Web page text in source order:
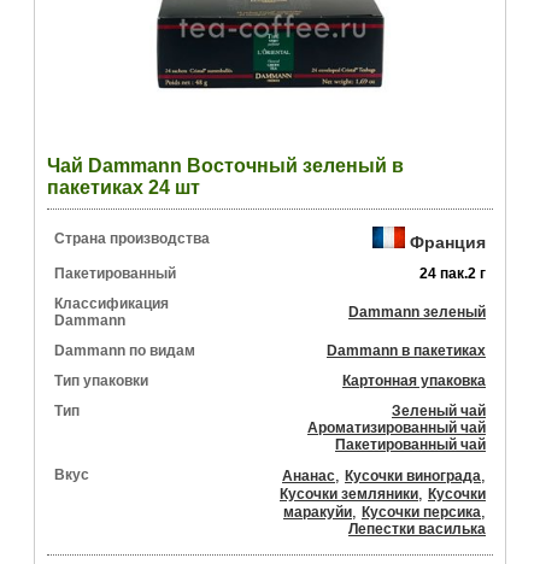
Чай Dammann Восточный зеленый в
пакетиках 24 шт
Страна производства Франция
Пакетированный
24 пак.2 г
Классификация
Dammann
Dammann зеленый
Dammann по видам
Dammann в пакетиках
Тип упаковки
Картонная упаковка
Тип
Зеленый чай
Ароматизированный чай
Пакетированный чай
Вкус
Ананас, Кусочки винограда,
Кусочки земляники, Кусочки
маракуйи, Кусочки персика,
Лепестки василька